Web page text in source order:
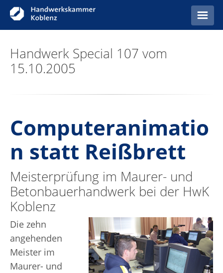
Handwerk Special 107 vom
15.10.2005
Computeranimatio
n statt Reißbrett
Meisterprüfung im Maurer- und
Betonbauerhandwerk bei der HwK
Koblenz
Die zehn
angehenden
Meister im
Maurer- und